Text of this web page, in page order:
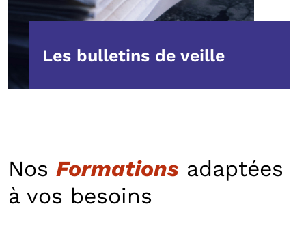
Les bulletins de veille
Nos Formations adaptées
à vos besoins